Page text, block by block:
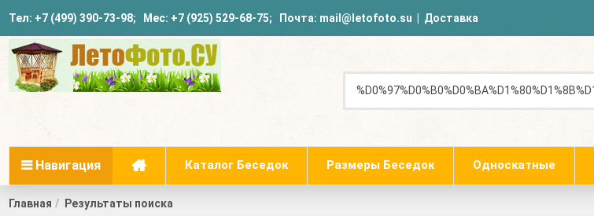
Тел: +7 (499) 390-73-98; Мес: +7 (925) 529-68-75; Почта: mail@letofoto.su Доставка
Навигация Каталог Беседок Размеры Беседок Односкатные
Главная Результаты поиска